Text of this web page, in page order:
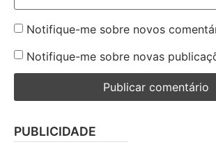
Notifique-me sobre novos
Notifique-me sobre novas
PUBLICIDADE